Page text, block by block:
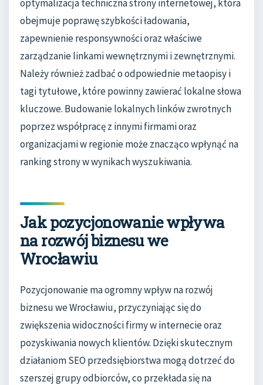
optymalizacja techniczna strony internetowej, która
obejmuje poprawę szybkości ładowania,
zapewnienie responsywności oraz właściwe
zarządzanie linkami wewnętrznymi i zewnętrznymi.
Należy również zadbać o odpowiednie metaopisy i
tagi tytułowe, które powinny zawierać lokalne słowa
kluczowe. Budowanie lokalnych linków zwrotnych
poprzez współpracę z innymi firmami oraz
organizacjami w regionie może znacząco wpłynąć na
ranking strony w wynikach wyszukiwania.
Jak pozycjonowanie wpływa
na rozwój biznesu we
Wrocławiu
Pozycjonowanie ma ogromny wpływ na rozwój
biznesu we Wrocławiu, przyczyniając się do
zwiększenia widoczności firmy w internecie oraz
pozyskiwania nowych klientów. Dzięki skutecznym
działaniom SEO przedsiębiorstwa mogą dotrzeć do
szerszej grupy odbiorców, co przekłada się na